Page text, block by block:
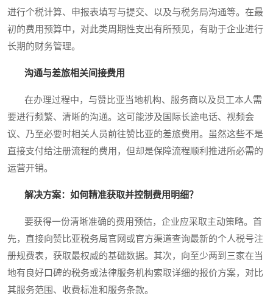
进行个税计算、申报表填写与提交、以及与税务局沟通等。在最
初的费用预算中，对此类周期性支出有所预见，有助于企业进行
长期的财务管理。
沟通与差旅相关间接费用
在办理过程中，与赞比亚当地机构、服务商以及员工本人需
要进行频繁、清晰的沟通。这可能涉及国际长途电话、视频会
议、乃至必要时相关人员前往赞比亚的差旅费用。虽然这些不是
直接支付给注册流程的费用，但却是保障流程顺利推进所必需的
运营开销。
解决方案：如何精准获取并控制费用明细？
要获得一份清晰准确的费用预估，企业应采取主动策略。首
先，直接向赞比亚税务局官网或官方渠道查询最新的个人税号注
册规费表，获取最权威的基础数据。其次，向至少两到三家在当
地有良好口碑的税务或法律服务机构索取详细的报价方案，对比
其服务范围、收费标准和服务条款。